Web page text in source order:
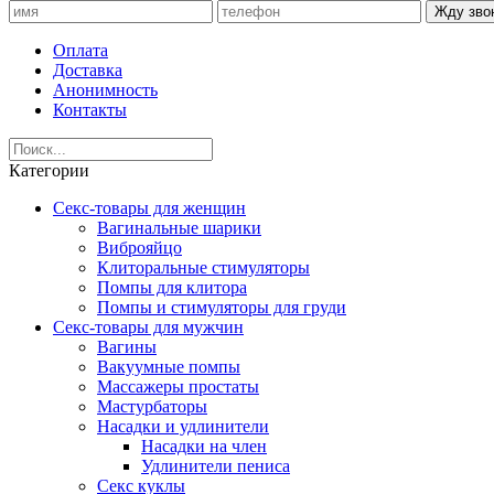
Жду
Оплата
Доставка
Анонимность
Контакты
Категории
Секс-товары для женщин
Вагинальные шарики
Виброяйцо
Клиторальные стимуляторы
Помпы для клитора
Помпы и стимуляторы для груди
Секс-товары для мужчин
Вагины
Вакуумные помпы
Массажеры простаты
Мастурбаторы
Насадки и удлинители
Насадки на член
Удлинители пениса
Секс куклы